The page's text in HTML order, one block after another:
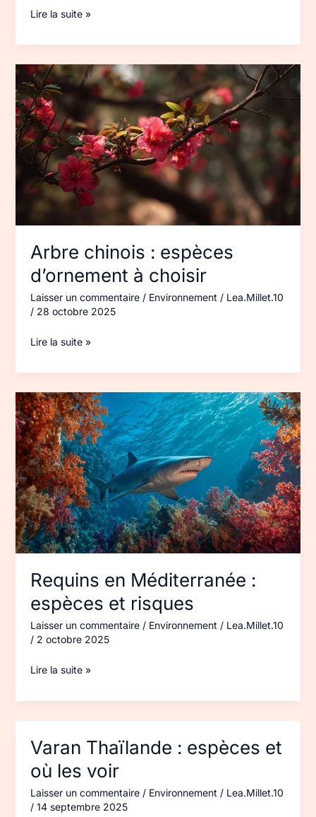
Lire la suite »
Arbre chinois : espèces
d’ornement à choisir
Laisser un commentaire / Environnement / Lea.Millet.10
/ 28 octobre 2025
Arbre
chinois :
espèces
d’ornement
à
choisir
Lire la suite »
Requins en Méditerranée :
espèces et risques
Laisser un commentaire / Environnement / Lea.Millet.10
/ 2 octobre 2025
Requins
en
Méditerranée :
espèces
et
risques
Lire la suite »
Varan Thaïlande : espèces et
où les voir
Laisser un commentaire / Environnement / Lea.Millet.10
/ 14 septembre 2025
Varan
espèces
et
où